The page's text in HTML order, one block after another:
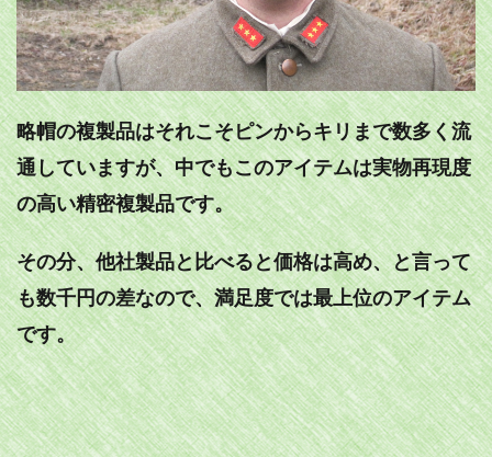
略帽の複製品はそれこそピンからキリまで数多く流
通していますが、中でもこのアイテムは実物再現度
の高い精密複製品です。
その分、他社製品と比べると価格は高め、と言って
も数千円の差なので、満足度では最上位のアイテム
です。